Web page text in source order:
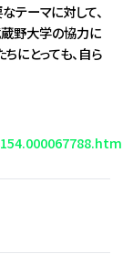
テーマに対して、
野大学の協力に
にとっても、自ら